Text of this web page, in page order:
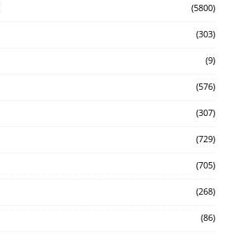
(5800)
(303)
(9)
(576)
(307)
(729)
(705)
(268)
(86)